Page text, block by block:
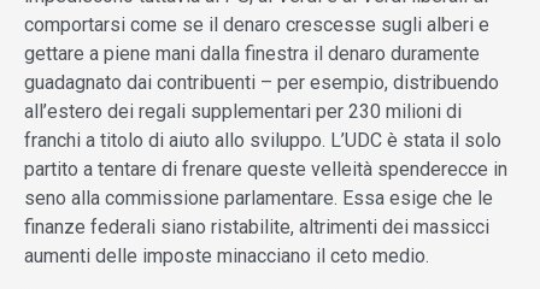
comportarsi come se il denaro crescesse sugli alberi e
gettare a piene mani dalla finestra il denaro duramente
guadagnato dai contribuenti – per esempio, distribuendo
all’estero dei regali supplementari per 230 milioni di
franchi a titolo di aiuto allo sviluppo. L’UDC è stata il solo
partito a tentare di frenare queste velleità spenderecce in
seno alla commissione parlamentare. Essa esige che le
finanze federali siano ristabilite, altrimenti dei massicci
aumenti delle imposte minacciano il ceto medio.